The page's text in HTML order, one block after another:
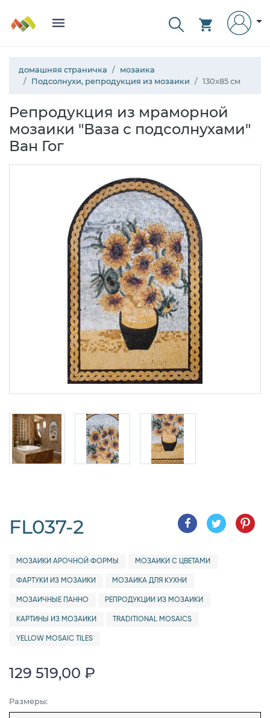
домашняя страничка
мозаика
Подсолнухи, репродукция из мозаики
130x85 см
Репродукция из мраморной
мозаики "Ваза с подсолнухами"
Ван Гог
FL037-2
МОЗАИКИ АРОЧНОЙ ФОРМЫ МОЗАИКИ С ЦВЕТАМИ
ФАРТУКИ ИЗ МОЗАИКИ МОЗАИКА ДЛЯ КУХНИ
МОЗАИЧНЫЕ ПАННО РЕПРОДУКЦИИ ИЗ МОЗАИКИ
КАРТИНЫ ИЗ МОЗАИКИ TRADITIONAL MOSAICS
YELLOW MOSAIC TILES
129 519,00 ₽
Размеры: